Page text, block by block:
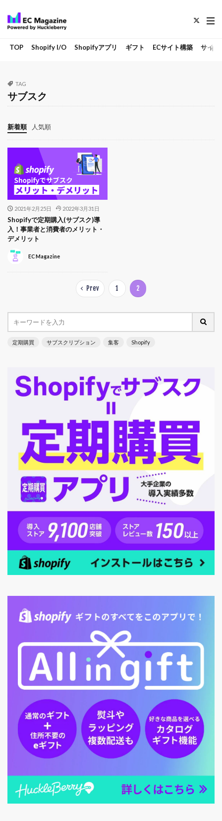
TOP Shopify I/O Shopifyアプリ ギフト ECサイト構築 サイト
TAG
サブスク
新着順 人気順
2021年2月25日 2022年3月31日
Shopifyで定期購入(サブスク)導
入！事業者と消費者のメリット・
デメリット
EC Magazine
Prev 1 2
定期購買 サブスクリプション 集客 Shopify